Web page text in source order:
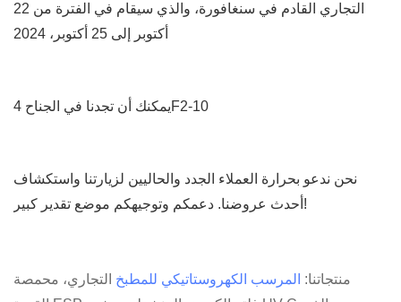
التجاري القادم في سنغافورة، والذي سيقام في الفترة من 22
يمكنك أن تجدنا في الجناح 4F2-10
نحن ندعو بحرارة العملاء الجدد والحاليين لزيارتنا واستكشاف
أحدث عروضنا. دعمكم وتوجيهكم موضع تقدير كبير!
منتجاتنا: المرسب الكهروستاتيكي للمطبخ التجاري، محمصة